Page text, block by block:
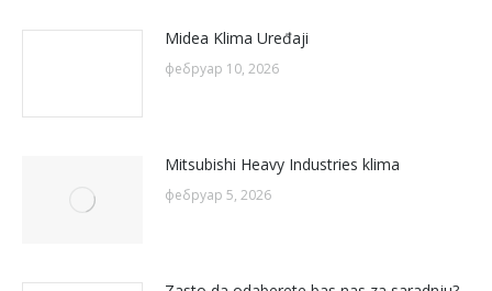
Midea Klima Uređaji
фебруар 10, 2026
Mitsubishi Heavy Industries klima
фебруар 5, 2026